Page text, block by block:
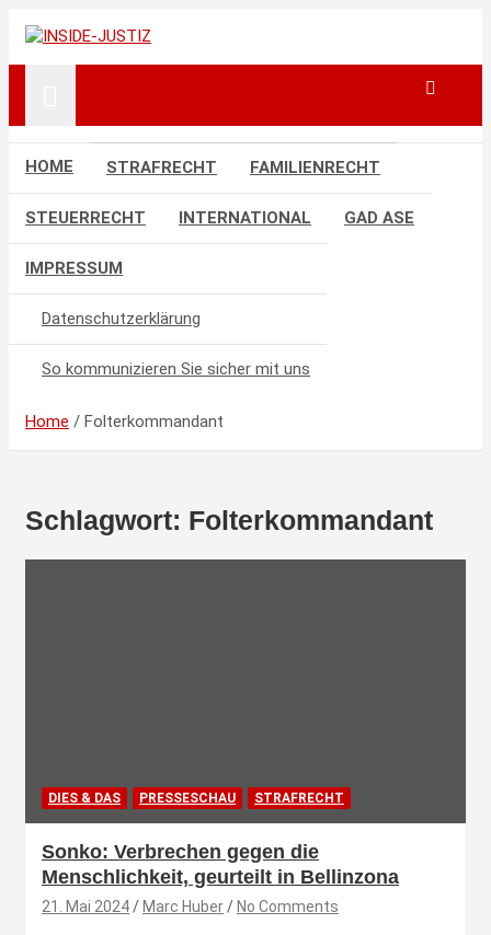
contentINSIDE-JUSTIZ
HOME STRAFRECHT FAMILIENRECHT
STEUERRECHT INTERNATIONAL GAD ASE
IMPRESSUM
Datenschutzerklärung
So kommunizieren Sie sicher mit uns
Home Folterkommandant
Schlagwort: Folterkommandant
DIES & DAS PRESSESCHAU STRAFRECHT
Sonko: Verbrechen gegen die
Menschlichkeit, geurteilt in Bellinzona
21. Mai 2024 Marc Huber No Comments